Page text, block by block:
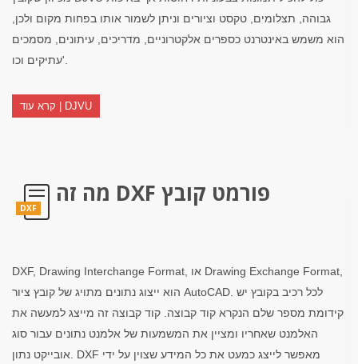
גבוהה, תצלומים, טקסט וציורים וניתן לשמור אותו בפחות מקום ולכן,
הוא משמש באינטרנט כספרים אלקטרוניים, מדריכים, עיתונים, מסמכים
עתיקים וכו'.
קרא עוד | DJVU
DXF
מה זה DXF פורמט קובץ
DXF, Drawing Interchange Format, או Drawing Exchange Format,
הוא ייצוג נתונים מתויג של קובץ ציור AutoCAD. לכל רכיב בקובץ יש
קידומת מספר שלם הנקרא קוד קבוצה. קוד קבוצה זה מייצג למעשה את
האלמנט שאחריו ומציין את המשמעות של אלמנט נתונים עבור סוג
אובייקט נתון. DXF מאפשר לייצג כמעט את כל המידע שצוין על ידי